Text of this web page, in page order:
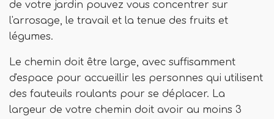
de votre jardin pouvez vous concentrer sur
l'arrosage, le travail et la tenue des fruits et
légumes.
Le chemin doit être large, avec suffisamment
d'espace pour accueillir les personnes qui utilisent
des fauteuils roulants pour se déplacer. La
largeur de votre chemin doit avoir au moins 3